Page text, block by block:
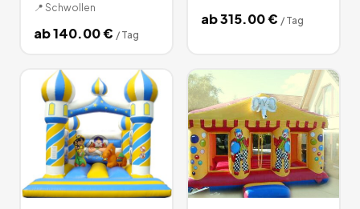
📍 Schwollen
ab140.00€ / Tag
ab315.00€ / Tag